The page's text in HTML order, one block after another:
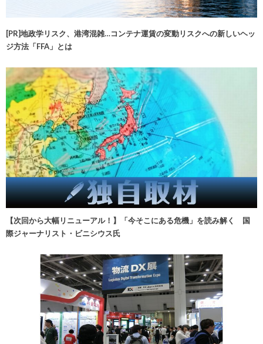
[PR]地政学リスク、港湾混雑…コンテナ運賃の変動リスクへの新しいヘッ
ジ方法「FFA」とは
【次回から大幅リニューアル！】「今そこにある危機」を読み解く 国
際ジャーナリスト・ビニシウス氏